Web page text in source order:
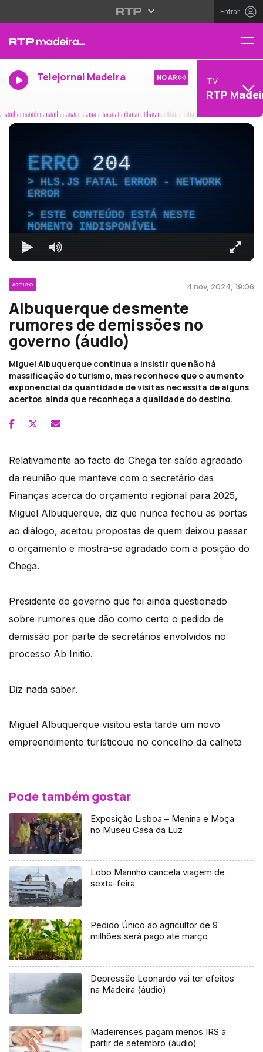
Entrar
Telejornal Madeira NO AR TV
RTP
ERRO204
HLS.JS FATAL ERROR - NETWORK
ERROR
ESTE CONTEÚDO ESTÁ NESTE
MOMENTO INDISPONÍVEL
ARTIGO 4 nov, 2024, 19:06
Albuquerque desmente
rumores de demissões no
governo (áudio)
Miguel Albuquerque continua a insistir que não há
massificação do turismo, mas reconhece que o aumento
exponencial da quantidade de visitas necessita de alguns
acertos ainda que reconheça a qualidade do destino.
Relativamente ao facto do Chega ter saído agradado
da reunião que manteve com o secretário das
Finanças acerca do orçamento regional para 2025,
Miguel Albuquerque, diz que nunca fechou as portas
ao diálogo, aceitou propostas de quem deixou passar
o orçamento e mostra-se agradado com a posição do
Chega.
Presidente do governo que foi ainda questionado
sobre rumores que dão como certo o pedido de
demissão por parte de secretários envolvidos no
processo Ab Initio.
Diz nada saber.
Miguel Albuquerque visitou esta tarde um novo
empreendimento turísticoue no concelho da calheta
Pode também gostar
Exposição Lisboa – Menina e Moça
no Museu Casa da Luz
Lobo Marinho cancela viagem de
sexta-feira
Pedido Único ao agricultor de 9
milhões será pago até março
Depressão Leonardo vai ter efeitos
na Madeira (áudio)
Madeirenses pagam menos IRS a
partir de setembro (áudio)